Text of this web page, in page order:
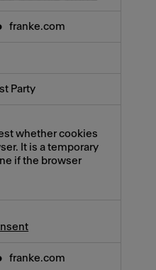
franke.com
Party
whether cookies
It is a temporary
if the browser
franke.com